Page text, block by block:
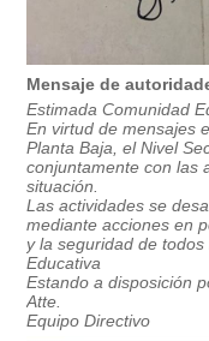
Mensaje de
Estimada Comunidad
En virtud de mensajes
Planta Baja, el Nivel
conjuntamente con las
situación.
Las actividades se
mediante acciones en
y la seguridad de
Educativa
Estando a disposición
Atte.
Equipo Directivo